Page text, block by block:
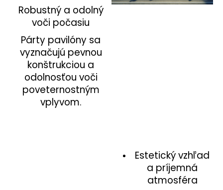
Robustný a odolný
voči počasiu
Párty pavilóny sa
vyznačujú pevnou
konštrukciou a
odolnosťou voči
poveternostným
vplyvom.
Estetický vzhľad
a príjemná
atmosféra
HĽADAŤ